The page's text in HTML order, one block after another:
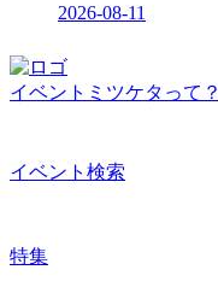
2026-08-11
イベントミツケタって？
イベント検索
特集